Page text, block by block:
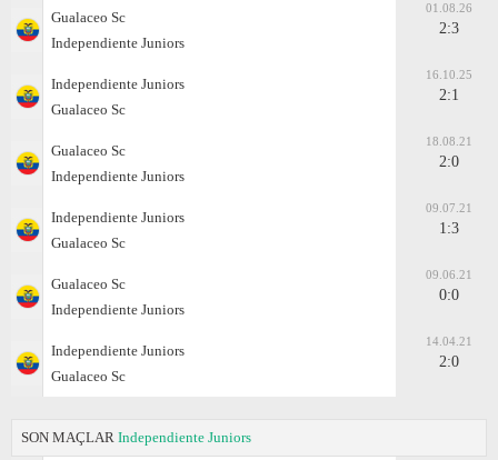
Gualaceo Sc
Independiente Juniors
01.08.26
2:3
Independiente Juniors
Gualaceo Sc
16.10.25
2:1
Gualaceo Sc
Independiente Juniors
18.08.21
2:0
Independiente Juniors
Gualaceo Sc
09.07.21
1:3
Gualaceo Sc
Independiente Juniors
09.06.21
0:0
Independiente Juniors
Gualaceo Sc
14.04.21
2:0
SON MAÇLAR Independiente Juniors